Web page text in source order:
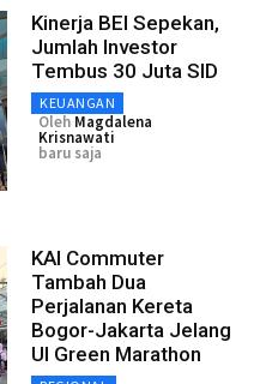
Kinerja BEI Sepekan,
Jumlah Investor
Tembus 30 Juta SID
KEUANGAN
Oleh Magdalena
Krisnawati
baru saja
KAI Commuter
Tambah Dua
Perjalanan Kereta
Bogor-Jakarta Jelang
UI Green Marathon